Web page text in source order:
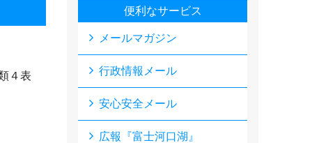
４表
便利なサービス
メールマガジン
行政情報メール
安心安全メール
広報『富士河口湖』